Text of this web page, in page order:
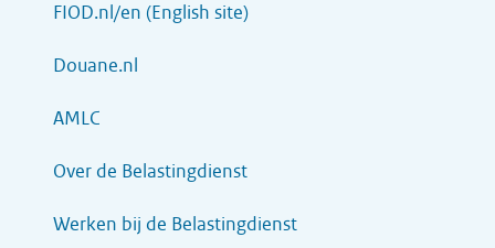
FIOD.nl/en (English site)
Douane.nl
AMLC
Over de Belastingdienst
Werken bij de Belastingdienst